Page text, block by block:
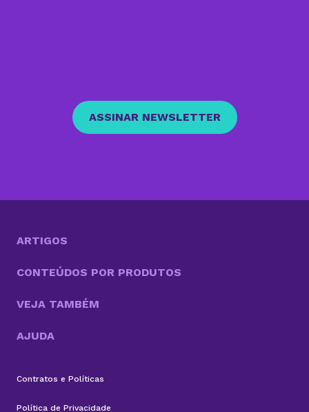
ASSINAR NEWSLETTER
ARTIGOS
CONTEÚDOS POR PRODUTOS
VEJA TAMBÉM
AJUDA
Contratos e Políticas
Política de Privacidade